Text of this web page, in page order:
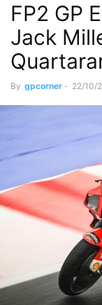
FP2 GP
Jack
By gpcorner - 22/10/